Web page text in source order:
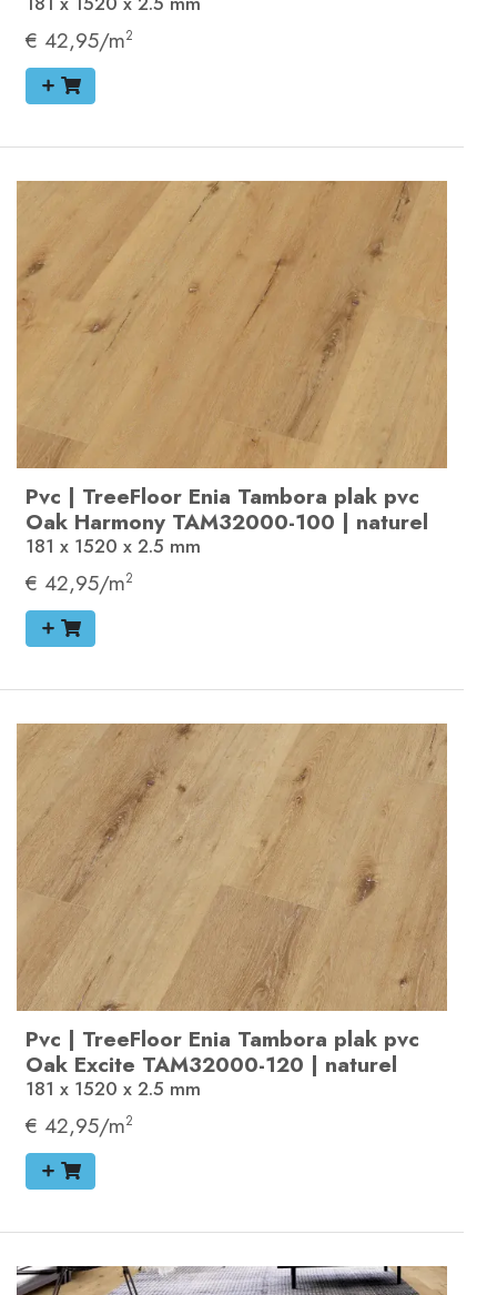
€ 42,95/m2
Pvc | TreeFloor Enia Tambora plak pvc
Oak Harmony TAM32000-100 | naturel
181 x 1520 x 2.5 mm
€ 42,95/m2
Pvc | TreeFloor Enia Tambora plak pvc
Oak Excite TAM32000-120 | naturel
181 x 1520 x 2.5 mm
€ 42,95/m2